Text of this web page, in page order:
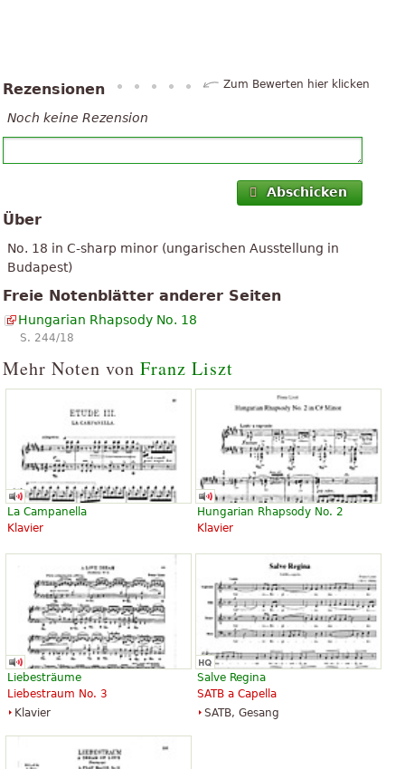
Rezensionen Zum Bewerten hier klicken
Noch keine Rezension
Abschicken
Über
No. 18 in C-sharp minor (ungarischen Ausstellung in
Budapest)
Freie Notenblätter anderer Seiten
Hungarian Rhapsody No. 18
S. 244/18
Mehr Noten von Franz Liszt
La Campanella
Klavier
Hungarian Rhapsody No. 2
Klavier
Liebesträume
Liebestraum No. 3
Klavier
Salve Regina
SATB a Capella
SATB, Gesang